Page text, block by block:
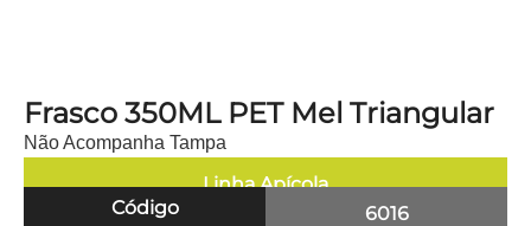
Frasco 350ML PET Mel Triangular
Não Acompanha Tampa
Linha Apícola
Código
6016